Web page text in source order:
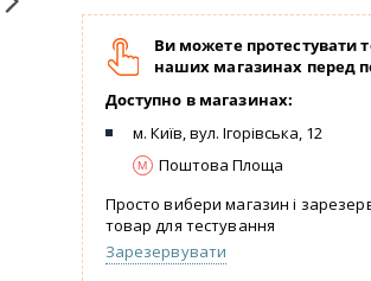
Ви можете протестувати
наших магазинах перед
Доступно в магазинах:
м. Київ, вул. Ігорівська, 12
Поштова Площа
Просто вибери магазин і
товар для тестування
Зарезервувати